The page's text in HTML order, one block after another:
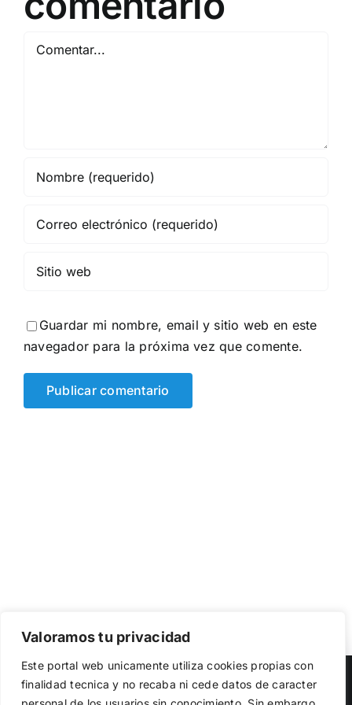
Valoramos tu privacidad
Este portal web unicamente utiliza cookies propias con
finalidad tecnica y no recaba ni cede datos de caracter
Guardar mi nombre, email y sitio web en este
navegador para la próxima vez que comente.
Copyright 2023 | Democracia Nacional | All Rights Reserved
el funcionamiento de la web, medir su uso y mejorar
nuestros servicios. Puede aceptar todas las cookies,